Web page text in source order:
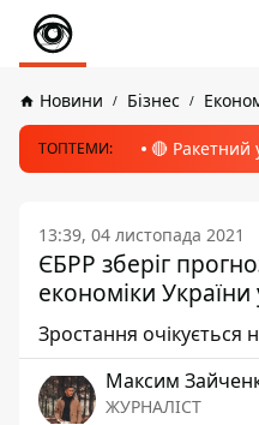
Новини Бізнес
ТОПТЕМИ: 🔴 Ракетний
13:39, 04 листопада 2021
ЄБРР зберіг
економіки
Зростання очікується
Максим
ЖУРНАЛІСТ